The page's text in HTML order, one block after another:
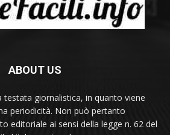
ABOUT US
testata giornalistica, in quanto viene
periodicità. Non può pertanto
editoriale ai sensi della legge n. 62 del